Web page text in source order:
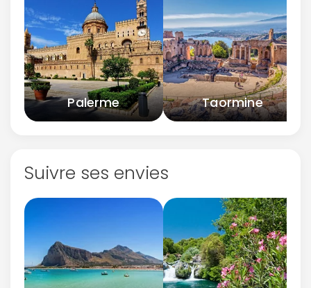
Palerme Taormine
Suivre ses envies